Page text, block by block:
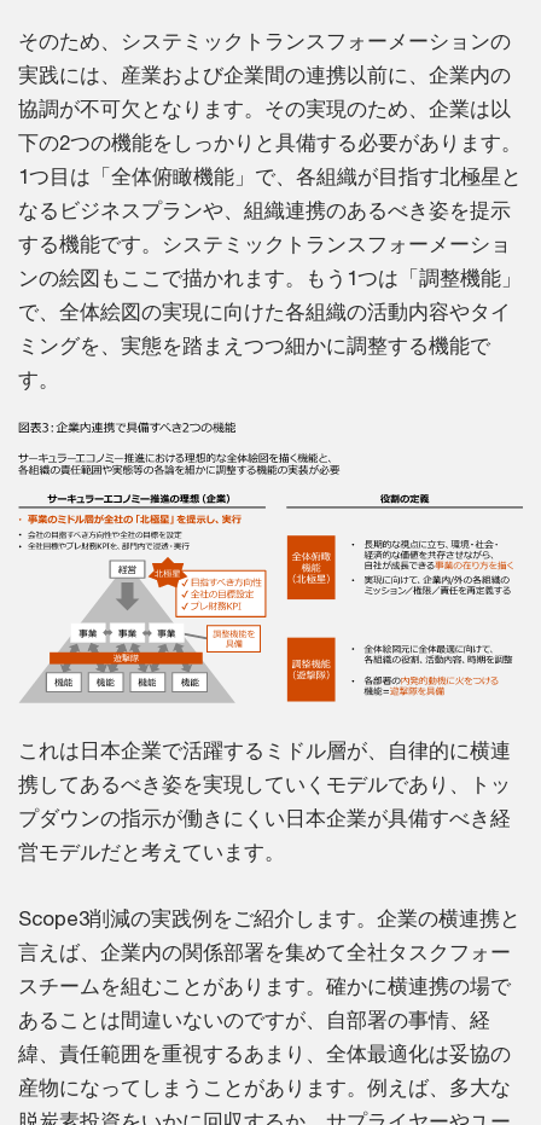
そのため、システミックトランスフォーメーションの
実践には、産業および企業間の連携以前に、企業内の
協調が不可欠となります。その実現のため、企業は以
下の2つの機能をしっかりと具備する必要があります。
1つ目は「全体俯瞰機能」で、各組織が目指す北極星と
なるビジネスプランや、組織連携のあるべき姿を提示
する機能です。システミックトランスフォーメーショ
ンの絵図もここで描かれます。もう1つは「調整機能」
で、全体絵図の実現に向けた各組織の活動内容やタイ
ミングを、実態を踏まえつつ細かに調整する機能で
す。
これは日本企業で活躍するミドル層が、自律的に横連
携してあるべき姿を実現していくモデルであり、トッ
プダウンの指示が働きにくい日本企業が具備すべき経
営モデルだと考えています。
Scope3削減の実践例をご紹介します。企業の横連携と
言えば、企業内の関係部署を集めて全社タスクフォー
スチームを組むことがあります。確かに横連携の場で
あることは間違いないのですが、自部署の事情、経
緯、責任範囲を重視するあまり、全体最適化は妥協の
産物になってしまうことがあります。例えば、多大な